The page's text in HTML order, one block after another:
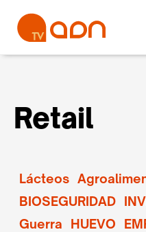
Retail
Lácteos
BIOSEGURIDAD
Guerra
HUEVO